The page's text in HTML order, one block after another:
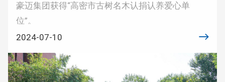
豪迈集团获得“高密市古树名木认捐认养爱心单
位”。
2024-07-10